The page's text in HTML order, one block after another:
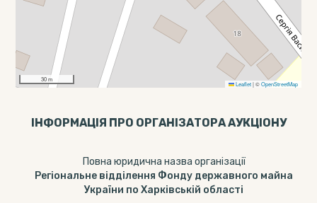
30 m
Leaflet |©OpenStreetMap
ІНФОРМАЦІЯ ПРО ОРГАНІЗАТОРА АУКЦІОНУ
Повна юридична назва організації
Регіональне відділення Фонду державного майна
України по Харківській області